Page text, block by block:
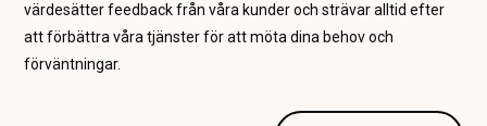
värdesätter feedback från våra kunder och strävar alltid efter
att förbättra våra tjänster för att möta dina behov och
förväntningar.